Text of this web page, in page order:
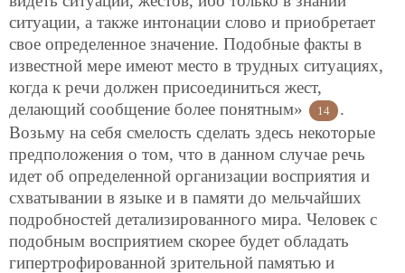
ситуации, а также интонации слово и приобретает
свое определенное значение. Подобные факты в
известной мере имеют место в трудных ситуациях,
когда к речи должен присоединиться жест,
делающий сообщение более понятным»
14
.
Возьму на себя смелость сделать здесь некоторые
предположения о том, что в данном случае речь
идет об определенной организации восприятия и
схватывании в языке и в памяти до мельчайших
подробностей детализированного мира. Человек с
подобным восприятием скорее будет обладать
гипертрофированной зрительной памятью и